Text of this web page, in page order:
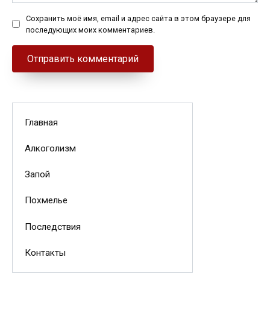
Сохранить моё имя, email и адрес сайта в этом браузере для
последующих моих комментариев.
Главная
Алкоголизм
Запой
Похмелье
Последствия
Контакты